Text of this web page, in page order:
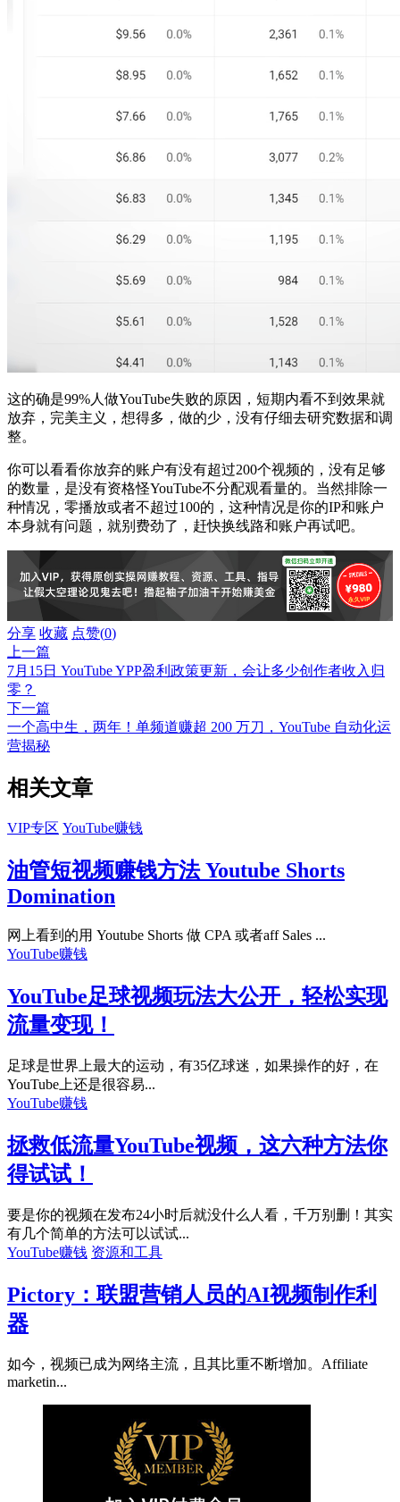
这的确是99%人做YouTube失败的原因，短期内看不到效果就
放弃， 完美主义， 想得多，做的少，没有仔细去研究数据和调
整。
你可以看看你放弃的账户有没有超过200个视频的，没有足够
的数量，是没有资格怪YouTube不分配观看量的。当然排除一
种情况，零播放或者不超过100的，这种情况是你的IP和账户
本身就有问题，就别费劲了，赶快换线路和账户再试吧。
分享 收藏 点赞(0)
上一篇
7月15日 YouTube YPP盈利政策更新，会让多少创作者收入归
零？
下一篇
一个高中生，两年！单频道赚超 200 万刀，YouTube 自动化运
营揭秘
相关文章
VIP专区 YouTube赚钱
油管短视频赚钱方法 Youtube Shorts
Domination
网上看到的用 Youtube Shorts 做 CPA 或者aff Sales ...
YouTube赚钱
YouTube足球视频玩法大公开，轻松实现
流量变现！
足球是世界上最大的运动，有35亿球迷，如果操作的好，在
YouTube上还是很容易...
YouTube赚钱
拯救低流量YouTube视频，这六种方法你
得试试！
要是你的视频在发布24小时后就没什么人看，千万别删！其实
有几个简单的方法可以试试...
YouTube赚钱 资源和工具
Pictory：联盟营销人员的AI视频制作利
器
如今，视频已成为网络主流，且其比重不断增加。Affiliate
marketin...